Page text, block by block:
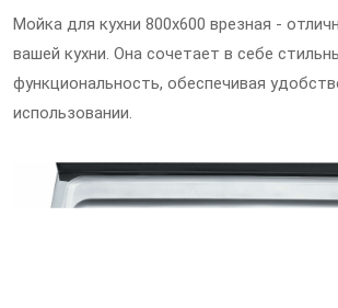
Мойка для кухни 800х600 врезная -
вашей кухни. Она сочетает в себе
функциональность, обеспечивая
использовании.